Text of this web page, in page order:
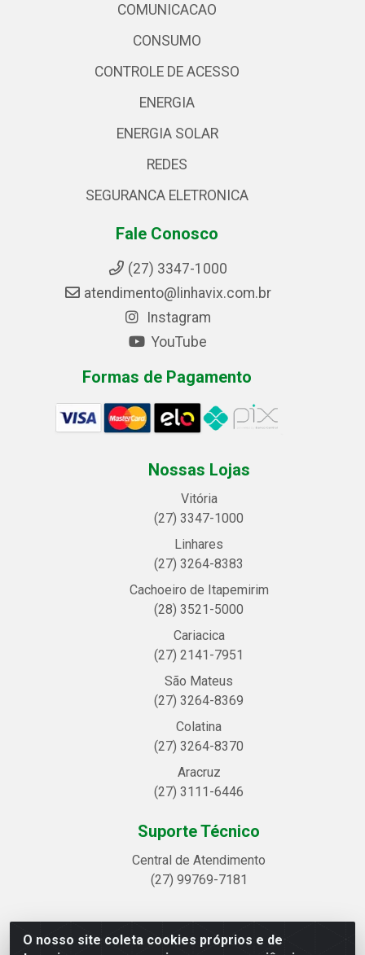
O nosso site coleta cookies próprios e de
COMUNICACAO
CONSUMO
CONTROLE DE ACESSO
ENERGIA
ENERGIA SOLAR
REDES
SEGURANCA ELETRONICA
Fale Conosco
(27) 3347-1000
atendimento@linhavix.com.br
Instagram
YouTube
Formas de Pagamento
Nossas Lojas
Vitória
(27) 3347-1000
Linhares
(27) 3264-8383
Cachoeiro de Itapemirim
(28) 3521-5000
Cariacica
(27) 2141-7951
São Mateus
(27) 3264-8369
Colatina
(27) 3264-8370
Aracruz
(27) 3111-6446
Suporte Técnico
Central de Atendimento
(27) 99769-7181
Linhavix Distribuidora LTDA - Avenida Alegre, 2521 -